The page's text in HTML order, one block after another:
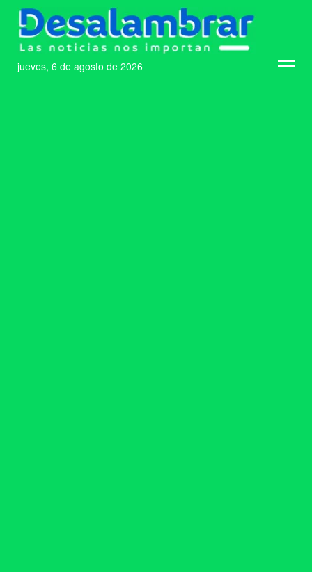
jueves, 6 de agosto de 2026